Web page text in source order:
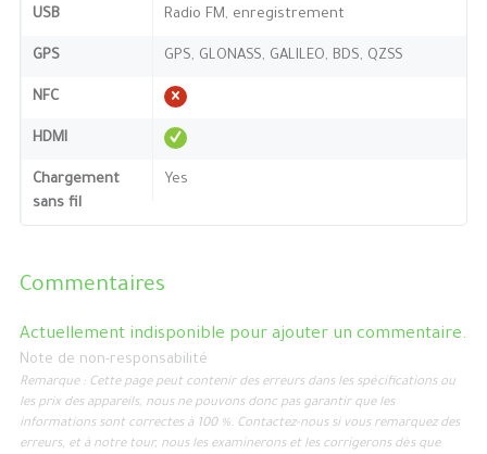
USB Radio FM, enregistrement
GPS GPS, GLONASS, GALILEO, BDS, QZSS
NFC
HDMI
Chargement
sans fil
Yes
Commentaires
Actuellement indisponible pour ajouter un commentaire.
Note de non-responsabilité
Remarque : Cette page peut contenir des erreurs dans les spécifications ou
les prix des appareils, nous ne pouvons donc pas garantir que les
informations sont correctes à 100 %. Contactez-nous si vous remarquez des
erreurs, et à notre tour, nous les examinerons et les corrigerons dès que